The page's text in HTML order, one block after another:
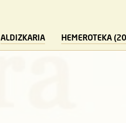
ALDIZKARIA HEMEROTEKA